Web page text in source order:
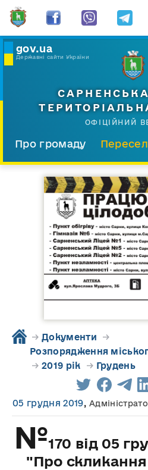
gov.ua
Державні сайти України
ОФІЦІЙНИЙ
Про громаду
Прес-центр
→ Документи →
Розпорядження
→ 2019 рік → Грудень
05 грудня 2019,
№170 від 05
"Про